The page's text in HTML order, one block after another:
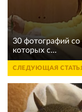
30 фотографий со
которых с...
СЛЕДУЮЩАЯ